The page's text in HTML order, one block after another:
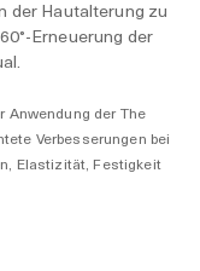
der Hautalterung zu
Erneuerung der
Anwendung der The
Verbesserungen bei
Elastizität, Festigkeit